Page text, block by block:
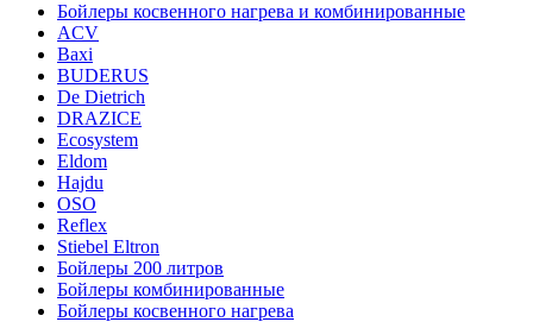
Бойлеры косвенного нагрева и комбинированные
ACV
Baxi
BUDERUS
De Dietrich
DRAZICE
Ecosystem
Eldom
Hajdu
OSO
Reflex
Stiebel Eltron
Бойлеры 200 литров
Бойлеры комбинированные
Бойлеры косвенного нагрева